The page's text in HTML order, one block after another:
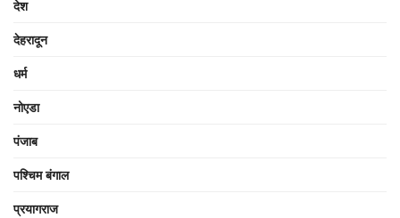
देश
देहरादून
धर्म
नोएडा
पंजाब
पश्चिम बंगाल
प्रयागराज